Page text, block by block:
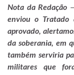
Nota da Redação
enviou o Tratado
aprovado,
da soberania, em
também serviria
militares que